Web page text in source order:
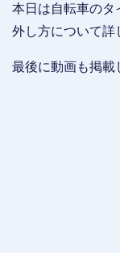
本日は自転車のタ
外し方について詳
最後に動画も掲載